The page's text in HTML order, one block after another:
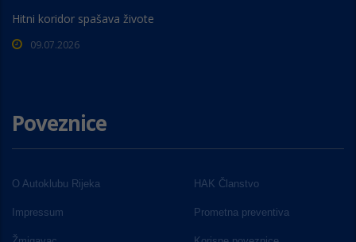
Hitni koridor spašava živote
09.07.2026
Poveznice
O Autoklubu Rijeka HAK Članstvo
Impressum Prometna preventiva